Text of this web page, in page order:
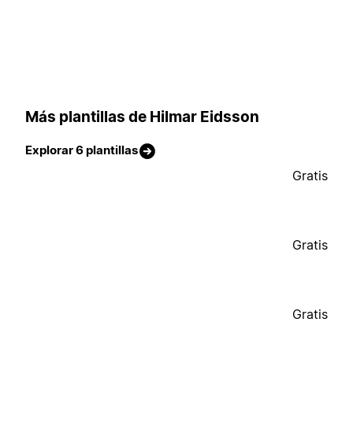
Más plantillas de Hilmar Eidsson
Explorar 6 plantillas
Gratis
Gratis
Gratis